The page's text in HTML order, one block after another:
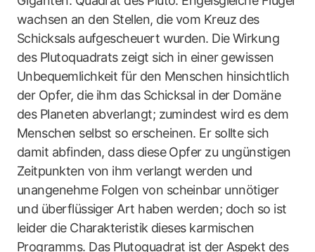
wachsen an den Stellen, die vom Kreuz des
Schicksals aufgescheuert wurden. Die Wirkung
des Plutoquadrats zeigt sich in einer gewissen
Unbequemlichkeit für den Menschen hinsichtlich
der Opfer, die ihm das Schicksal in der Domäne
des Planeten abverlangt; zumindest wird es dem
Menschen selbst so erscheinen. Er sollte sich
damit abfinden, dass diese Opfer zu ungünstigen
Zeitpunkten von ihm verlangt werden und
unangenehme Folgen von scheinbar unnötiger
und überflüssiger Art haben werden; doch so ist
leider die Charakteristik dieses karmischen
Programms. Das Plutoquadrat ist der Aspekt des